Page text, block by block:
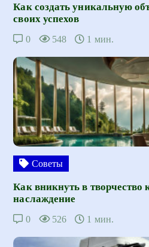
Как создать уникальную
своих успехов
0 548 1 мин.
Советы
Как вникнуть в творчество
наслаждение
0 526 1 мин.